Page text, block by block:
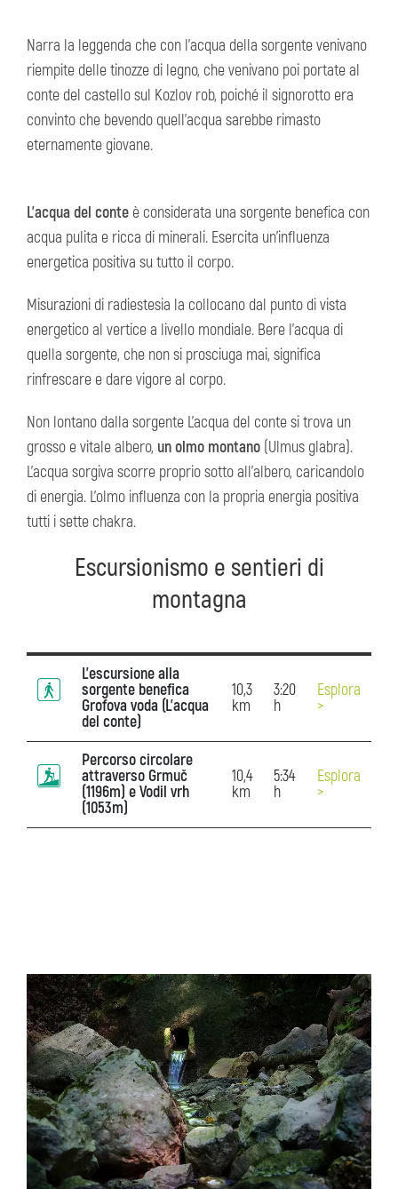
Narra la leggenda che con l’acqua della sorgente venivano
riempite delle tinozze di legno, che venivano poi portate al
conte del castello sul Kozlov rob, poiché il signorotto era
convinto che bevendo quell’acqua sarebbe rimasto
eternamente giovane.
L’acqua del conte è considerata una sorgente benefica con
acqua pulita e ricca di minerali. Esercita un’influenza
energetica positiva su tutto il corpo.
Misurazioni di radiestesia la collocano dal punto di vista
energetico al vertice a livello mondiale. Bere l’acqua di
quella sorgente, che non si prosciuga mai, significa
rinfrescare e dare vigore al corpo.
Non lontano dalla sorgente L’acqua del conte si trova un
grosso e vitale albero, un olmo montano (Ulmus glabra).
L’acqua sorgiva scorre proprio sotto all’albero, caricandolo
di energia. L’olmo influenza con la propria energia positiva
tutti i sette chakra.
Escursionismo e sentieri di
montagna
L'escursione alla
sorgente benefica
Grofova voda (L’acqua
del conte)
10,3
km
3:20
h
Esplora
>
Percorso circolare
attraverso Grmuč
(1196m) e Vodil vrh
(1053m)
10,4
km
5:34
h
Esplora
>